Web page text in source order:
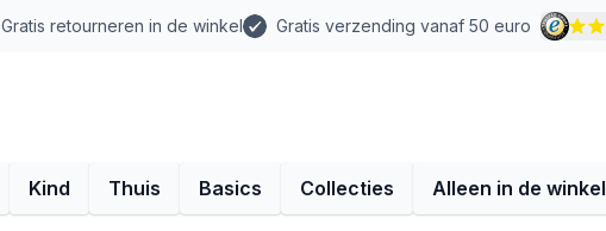
Gratis retourneren in de winkel Gratis verzending vanaf 50 euro
Kind Thuis Basics Collecties Alleen in de winkel